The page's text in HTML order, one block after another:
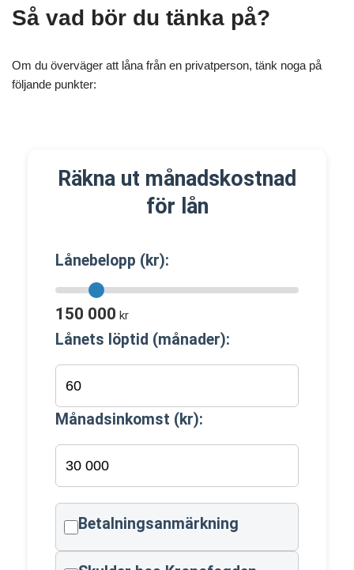
Så vad bör du tänka på?
Om du överväger att låna från en privatperson, tänk noga på
följande punkter:
Räkna ut månadskostnad
för lån
Lånebelopp (kr):
150 000 kr
Lånets löptid (månader):
Månadsinkomst (kr):
Betalningsanmärkning